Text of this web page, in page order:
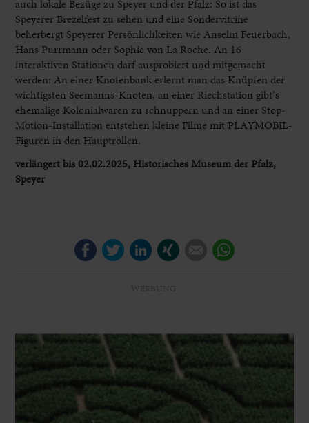
auch lokale Bezüge zu Speyer und der Pfalz: So ist das
Speyerer Brezelfest zu sehen und eine Sondervitrine
beherbergt Speyerer Persönlichkeiten wie Anselm Feuerbach,
Hans Purrmann oder Sophie von La Roche. An 16
interaktiven Stationen darf ausprobiert und mitgemacht
werden: An einer Knotenbank erlernt man das Knüpfen der
wichtigsten Seemanns-Knoten, an einer Riechstation gibt’s
ehemalige Kolonialwaren zu schnuppern und an einer Stop-
Motion-Installation entstehen kleine Filme mit PLAYMOBIL-
Figuren in den Hauptrollen.
verlängert bis 02.02.2025, Historisches Museum der Pfalz,
Speyer
FacebookTwitterLinkedIn E-mail